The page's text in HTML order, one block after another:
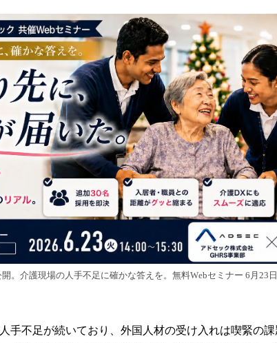
込
み
で
す
。介護現場の人手不足に確かな答えを。無料Webセミナー 6月23
手不足が続いており、外国人材の受け入れは喫緊の